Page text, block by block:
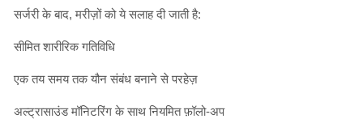
सर्जरी के बाद, मरीज़ों को ये सलाह दी जाती है:
सीमित शारीरिक गतिविधि
एक तय समय तक यौन संबंध बनाने से परहेज़
अल्ट्रासाउंड मॉनिटरिंग के साथ नियमित फ़ॉलो-अप